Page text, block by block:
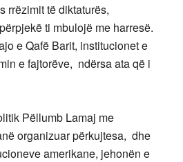
rrëzimit të diktaturës,
ti mbulojë me harresë.
e Qafë Barit, institucionet e
e fajtorëve, ndërsa ata që i
Pëllumb Lamaj me
organizuar përkujtesa, dhe
amerikane, jehonën e